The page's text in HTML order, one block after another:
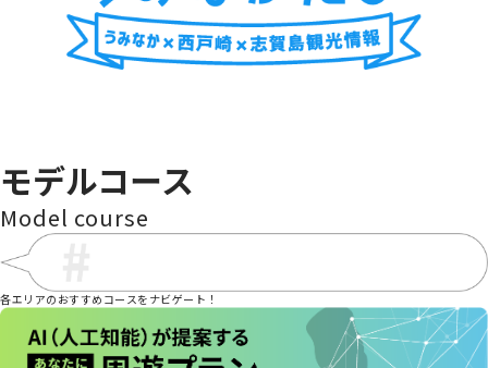
海中街道大岳
モデルコース
Model course
各エリアのおすすめコースをナビゲート！